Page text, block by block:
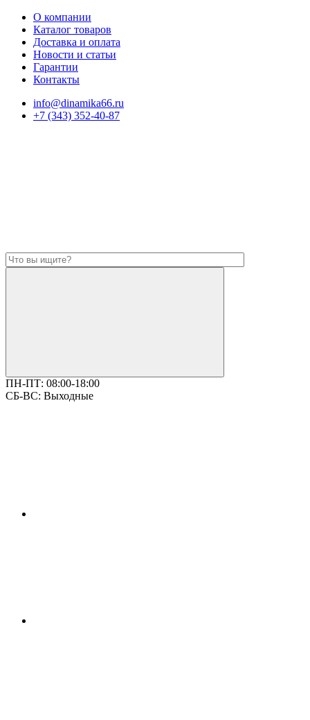
О компании
Каталог товаров
Доставка и оплата
Новости и статьи
Гарантии
Контакты
info@dinamika66.ru
+7 (343) 352-40-87
ПН-ПТ: 08:00-18:00
СБ-ВС: Выходные